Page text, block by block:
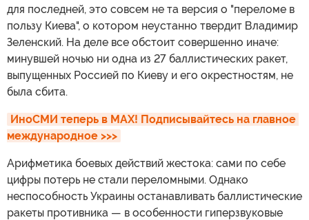
для последней, это совсем не та версия о "переломе в
пользу Киева", о котором неустанно твердит Владимир
Зеленский. На деле все обстоит совершенно иначе:
минувшей ночью ни одна из 27 баллистических ракет,
выпущенных Россией по Киеву и его окрестностям, не
была сбита.
ИноСМИ теперь в MAX! Подписывайтесь на главное
международное >>>
Арифметика боевых действий жестока: сами по себе
цифры потерь не стали переломными. Однако
неспособность Украины останавливать баллистические
ракеты противника — в особенности гиперзвуковые